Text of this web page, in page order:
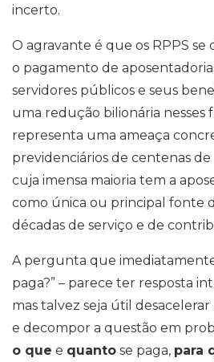
incerto.
O agravante é que os RPPS se
o pagamento de
servidores públicos e seus
uma redução bilionária nesses
representa uma ameaça
previdenciários de centenas de
cuja imensa maioria tem a
como única ou principal fonte
décadas de serviço e de
A pergunta que
paga?” – parece ter resposta
mas talvez seja útil
e decompor a questão em
o que e quanto se paga, para